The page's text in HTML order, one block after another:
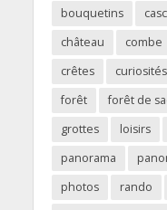
bouquetins
château
combe
crêtes
curiosités
forêt
forêt de
grottes
loisirs
panorama
photos
rando